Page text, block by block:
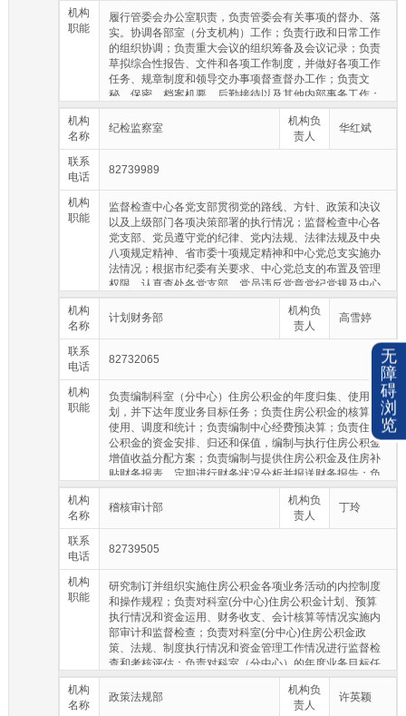
机构
职能
履行管委会办公室职责，负责管委会有关事项的督办、落
实。协调各部室（分支机构）工作；负责行政和日常工作
的组织协调；负责重大会议的组织筹备及会议记录；负责
草拟综合性报告、文件和各项工作制度，并做好各项工作
任务、规章制度和领导交办事项督查督办工作；负责文
秘、保密、档案机要、后勤接待以及其他内部事务工作；
负责各部室（分支机构）各类实物资产登记造册、清点核
实等管理工作；负责安全保卫及车辆管理工作；负责本中
心公章、介绍信的使用管理工作。督促指导各基层党组织
管理和发展党员工作；负责贯彻落实上级有关组织人事方
面的方针、政策，制定工作目标、计划、措施，并组织实
施；负责中心人事、编制、工资福利、考勤、教育培训等
工作；负责干部职工的培养、考察、交流、年度考核、奖
惩及职务任免等工作；负责专业技术人员技术职称的评
定、报批及管理工作；负责中心退休人员工作；做好中心
工青妇等群团工作。
机构
名称
纪检监察室
机构负
责人
华红斌
联系
电话
82739989
机构
职能
监督检查中心各党支部贯彻党的路线、方针、政策和决议
以及上级部门各项决策部署的执行情况；监督检查中心各
党支部、党员遵守党的纪律、党内法规、法律法规及中央
八项规定精神、省市委十项规定精神和中心党总支实施办
法情况；根据市纪委有关要求、中心党总支的布置及管理
权限，认真查处各党支部、党员违反党章党纪党规及中心
全体员工违反本行业规定以及上级部门和中心有关规定的
行为；做好纪检监察信访及信件调查、答复及报备工作，
办理上级纪委监委交办信件，受理对党员干部违反党纪党
规问题的揭发、检举及违纪案件的有关调查处理，受理党
员、监察对象不服纪律处分的申诉；监督检查上级和中心
党总支、行政各项重大决策部署、重要事项、重点工作贯
彻落实情况，对落实重要领域、重要岗位廉政风险防控及
有关工作报备制度进行检查；拟订中心党风廉政建设工作
计划并组织实施，拟订中心预防治理腐败工作计划及措
施，组织开展中心党员干部廉政教育和反腐倡廉宣传工
作，检查各党支部的党风廉政建设工作、领导干部廉洁自
律工作;负责抓好中心作风效能、行风建设相关工作的落实,
实纠正行业不正之风。
机构
名称
计划财务部
机构负
责人
高雪婷
联系
电话
82732065
机构
职能
负责编制科室（分中心）住房公积金的年度归集、使用计
划，并下达年度业务目标任务；负责住房公积金的核算、
使用、调度和统计；负责编制中心经费预决算；负责住房
公积金的资金安排、归还和保值，编制与执行住房公积金
增值收益分配方案；负责编制与提供住房公积金及住房补
贴财务报表，定期进行财务状况分析并报送财务报告；负
责内部固定资产管理；负责公积金季度、年度结息及会计
年度结息工作；负责办理中心与各承办银行住房公积金资
金结算、对账手续；负责住房公积金会计档案管理工作。
机构
名称
稽核审计部
机构负
责人
丁玲
联系
电话
82739505
机构
职能
研究制订并组织实施住房公积金各项业务活动的内控制度
和操作规程；负责对科室(分中心)住房公积金计划、预算
执行情况和资金运用、财务收支、会计核算等情况实施内
部审计和监督检查；负责对科室(分中心)住房公积金政
策、法规、制度执行情况和资金管理工作情况进行监督检
查和考核评估；负责对科室（分中心）的年度业务目标任
务进行考核；负责对中心内设机构住房公积金的归集和使
用情况及其有关经济活动进行审计；负责对受托银行住房
公积金归集及个人住房公积金贷款业务进行审计；负责制
机构
名称
政策法规部
机构负
责人
许英颖
无
障
碍
浏
览